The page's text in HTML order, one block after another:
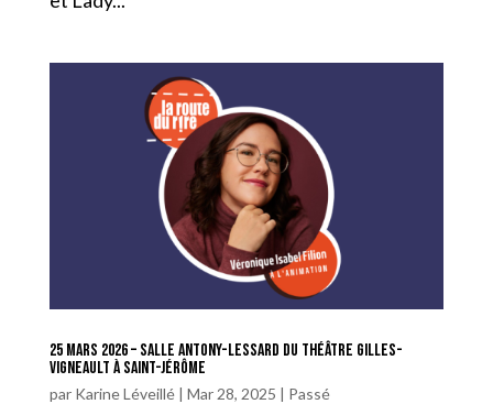
25 mars 2026 – Salle Antony-Lessard du Théâtre Gilles-
Vigneault à Saint-Jérôme
par Karine Léveillé| Mar 28, 2025 | Passé